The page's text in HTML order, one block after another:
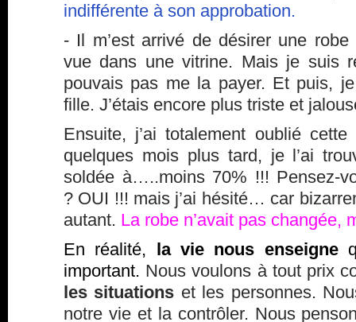
indifférente à son approbation.
- Il m’est arrivé de désirer une robe
vue dans une vitrine. Mais je suis
pouvais pas me la payer. Et puis,
fille. J’étais encore plus triste et
Ensuite, j’ai totalement oublié
quelques mois plus tard, je l’ai
soldée à…..moins 70% !!! Pensez-
? OUI !!! mais j’ai hésité… car
autant. La robe n’avait pas changée,
En réalité, la vie nous enseigne
important. Nous voulons à tout prix
les situations et les personnes.
notre vie et la contrôler. Nous